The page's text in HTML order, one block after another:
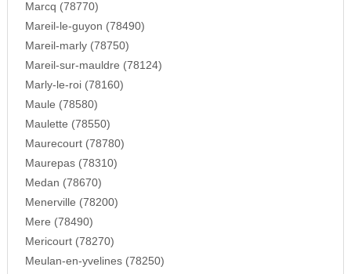
Marcq (78770)
Mareil-le-guyon (78490)
Mareil-marly (78750)
Mareil-sur-mauldre (78124)
Marly-le-roi (78160)
Maule (78580)
Maulette (78550)
Maurecourt (78780)
Maurepas (78310)
Medan (78670)
Menerville (78200)
Mere (78490)
Mericourt (78270)
Meulan-en-yvelines (78250)